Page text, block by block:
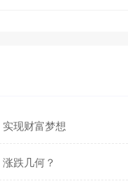
现财富梦想
跌几何？